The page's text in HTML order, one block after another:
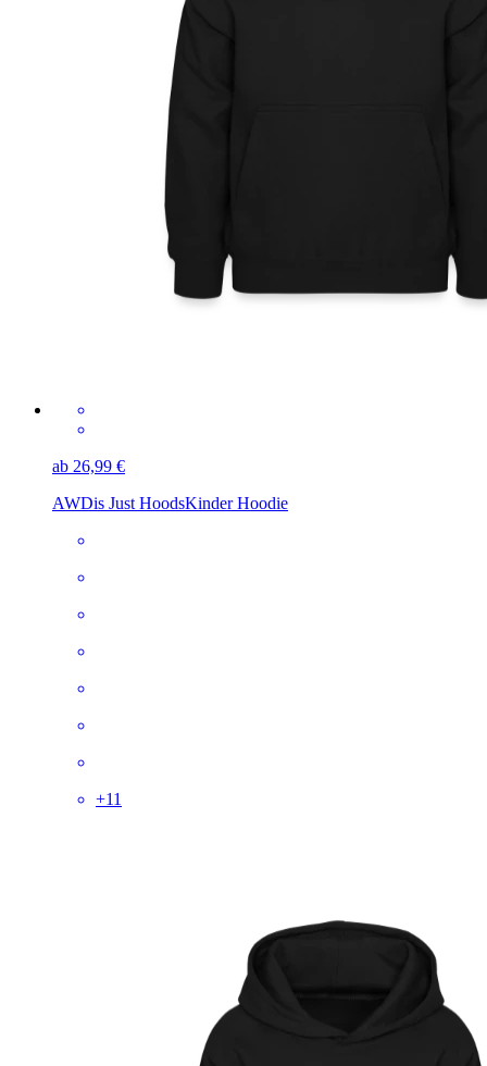
ab 26,99 €
AWDis Just HoodsKinder Hoodie
+11